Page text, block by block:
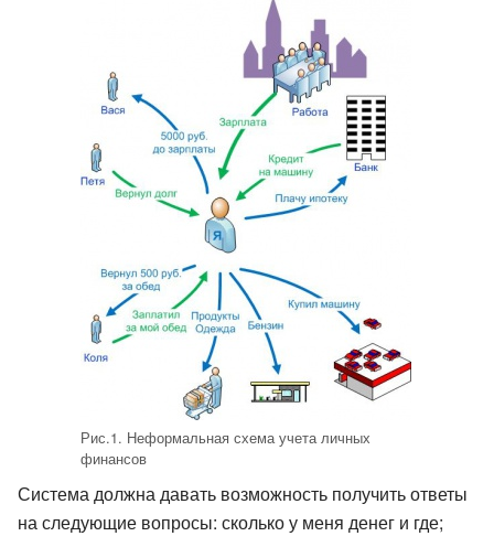
Рис.1. Неформальная схема учета личных
финансов
Система должна давать возможность получить ответы
на следующие вопросы: сколько у меня денег и где;